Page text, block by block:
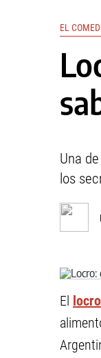
EL
Una
los
El locro